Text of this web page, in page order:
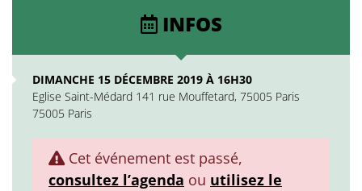
INFOS
DIMANCHE 15 DÉCEMBRE 2019 À 16H30
Eglise Saint-Médard 141 rue Mouffetard, 75005 Paris
75005 Paris
Cet événement est passé,
consultez l’agenda ou utilisez le